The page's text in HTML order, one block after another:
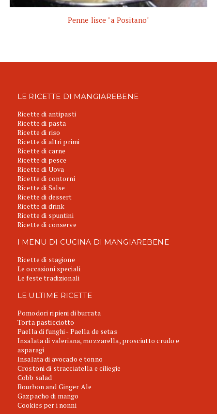
Penne lisce "a Positano"
LE RICETTE DI MANGIAREBENE
Ricette di antipasti
Ricette di pasta
Ricette di riso
Ricette di altri primi
Ricette di carne
Ricette di pesce
Ricette di Uova
Ricette di contorni
Ricette di Salse
Ricette di dessert
Ricette di drink
Ricette di spuntini
Ricette di conserve
I MENU DI CUCINA DI MANGIAREBENE
Ricette di stagione
Le occasioni speciali
Le feste tradizionali
LE ULTIME RICETTE
Pomodori ripieni di burrata
Torta pasticciotto
Paella di funghi - Paella de setas
Insalata di valeriana, mozzarella, prosciutto crudo e
asparagi
Insalata di avocado e tonno
Crostoni di stracciatella e ciliegie
Cobb salad
Bourbon and Ginger Ale
Gazpacho di mango
Cookies per i nonni